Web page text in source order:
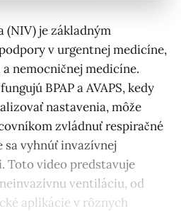
(NIV) je základným
v urgentnej medicíne,
nemocničnej medicíne.
BPAP a AVAPS, kedy
nastavenia, môže
zvládnuť respiračné
vyhnúť invazívnej
Toto video predstavuje
ventiláciu, od
aplikácie v rôznych